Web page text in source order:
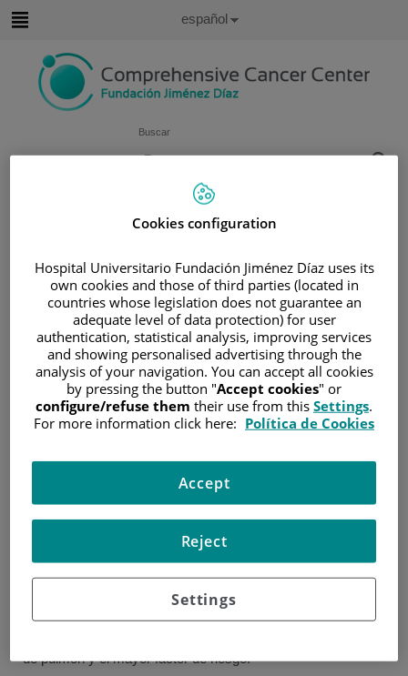
contenido
Buscar
Idioma
Español
ÁREA DEL PACIENTE
SOBRE EL CÁNCER
/TIPOS DE CÁNCER
/ÁREA DE CÁNCER DE PULMÓN
CÁNCER DE PULMÓN
/CAUSAS Y FACTORES DE RIESGO
Causas y factores de riesgo
El tabaquismo es la causa de la mayoría de los cánceres
pueden aumentar las probabilidades de desarrollar cáncer
de pulmón.
tener cáncer, así como no tener un factor de riesgo no
evita padecerlo.
de pulmón y el mayor factor de riesgo.
Cookies configuration
Hospital Universitario Fundación Jiménez Díaz uses its
own cookies and those of third parties (located in
countries whose legislation does not guarantee an
adequate level of data protection) for user
authentication, statistical analysis, improving services
and showing personalised advertising through the
analysis of your navigation. You can accept all cookies
by pressing the button "Accept cookies" or
configure/refuse them their use from this Settings.
For more information click here: Política de Cookies
Settings
Reject
Accept